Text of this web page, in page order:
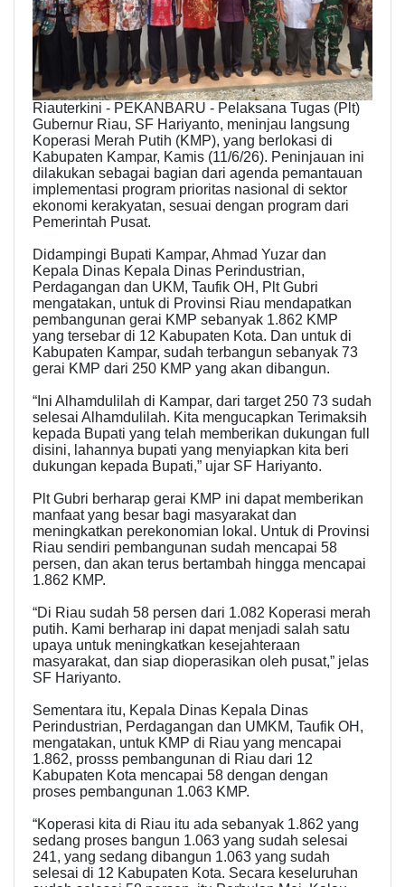
Riauterkini - PEKANBARU - Pelaksana Tugas (Plt)
Gubernur Riau, SF Hariyanto, meninjau langsung
Koperasi Merah Putih (KMP), yang berlokasi di
Kabupaten Kampar, Kamis (11/6/26). Peninjauan ini
dilakukan sebagai bagian dari agenda pemantauan
implementasi program prioritas nasional di sektor
ekonomi kerakyatan, sesuai dengan program dari
Pemerintah Pusat.
Didampingi Bupati Kampar, Ahmad Yuzar dan
Kepala Dinas Kepala Dinas Perindustrian,
Perdagangan dan UKM, Taufik OH, Plt Gubri
mengatakan, untuk di Provinsi Riau mendapatkan
pembangunan gerai KMP sebanyak 1.862 KMP
yang tersebar di 12 Kabupaten Kota. Dan untuk di
Kabupaten Kampar, sudah terbangun sebanyak 73
gerai KMP dari 250 KMP yang akan dibangun.
“Ini Alhamdulilah di Kampar, dari target 250 73 sudah
selesai Alhamdulilah. Kita mengucapkan Terimaksih
kepada Bupati yang telah memberikan dukungan full
disini, lahannya bupati yang menyiapkan kita beri
dukungan kepada Bupati,” ujar SF Hariyanto.
Plt Gubri berharap gerai KMP ini dapat memberikan
manfaat yang besar bagi masyarakat dan
meningkatkan perekonomian lokal. Untuk di Provinsi
Riau sendiri pembangunan sudah mencapai 58
persen, dan akan terus bertambah hingga mencapai
1.862 KMP.
“Di Riau sudah 58 persen dari 1.082 Koperasi merah
putih. Kami berharap ini dapat menjadi salah satu
upaya untuk meningkatkan kesejahteraan
masyarakat, dan siap dioperasikan oleh pusat,” jelas
SF Hariyanto.
Sementara itu, Kepala Dinas Kepala Dinas
Perindustrian, Perdagangan dan UMKM, Taufik OH,
mengatakan, untuk KMP di Riau yang mencapai
1.862, prosss pembangunan di Riau dari 12
Kabupaten Kota mencapai 58 dengan dengan
proses pembangunan 1.063 KMP.
“Koperasi kita di Riau itu ada sebanyak 1.862 yang
sedang proses bangun 1.063 yang sudah selesai
241, yang sedang dibangun 1.063 yang sudah
selesai di 12 Kabupaten Kota. Secara keseluruhan